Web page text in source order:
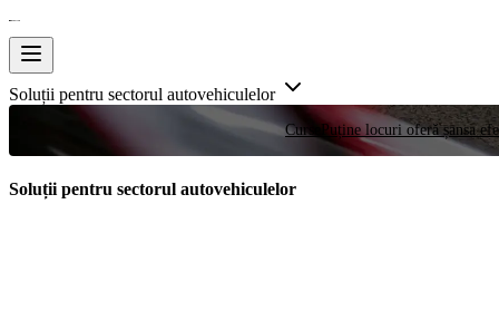
Soluții pentru sectorul autovehiculelor
Curse Puține locuri oferă șansa
Soluții pentru sectorul autovehiculelor